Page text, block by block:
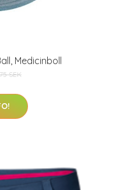
Medicinboll
SEK